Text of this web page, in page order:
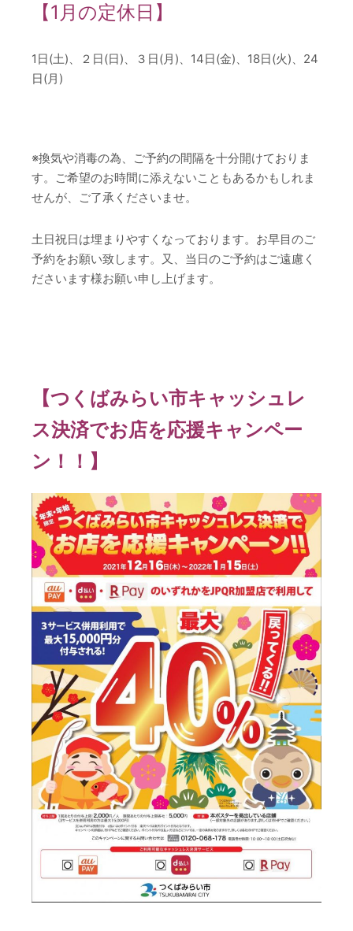
【1月の定休日】
1日(土)、２日(日)、３日(月)、14日(金)、18日(火)、24
日(月)
※換気や消毒の為、ご予約の間隔を十分開けておりま
す。ご希望のお時間に添えないこともあるかもしれま
せんが、ご了承くださいませ。
土日祝日は埋まりやすくなっております。お早目のご
予約をお願い致します。又、当日のご予約はご遠慮く
ださいます様お願い申し上げます。
【つくばみらい市キャッシュレ
ス決済でお店を応援キャンペー
ン！！】